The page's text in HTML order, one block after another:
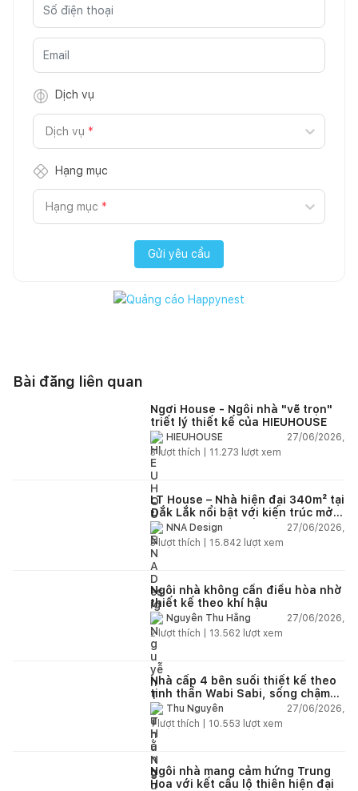
Dịch vụ
Dịch vụ *
Hạng mục
Hạng mục *
Gửi yêu cầu
Bài đăng liên quan
Ngơi House - Ngôi nhà "vẽ trọn"
triết lý thiết kế của HIEUHOUSE
HIEUHOUSE
27/06/2026,
3lượt thích | 11.273 lượt xem
LT House – Nhà hiện đại 340m² tại
Đắk Lắk nổi bật với kiến trúc mở
và hệ sân vườn kết nối thiên
nhiên
NNA Design
27/06/2026,
3lượt thích | 15.842 lượt xem
Ngôi nhà không cần điều hòa nhờ
thiết kế theo khí hậu
Nguyễn Thu Hằng
27/06/2026,
2lượt thích | 13.562 lượt xem
Nhà cấp 4 bên suối thiết kế theo
tinh thần Wabi Sabi, sống chậm
giữa thiên nhiên
Thu Nguyễn
27/06/2026,
1lượt thích | 10.553 lượt xem
Ngôi nhà mang cảm hứng Trung
Hoa với kết cấu lộ thiên hiện đại